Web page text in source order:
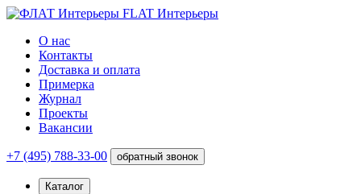
FLAT Интерьеры
О нас
Контакты
Доставка и оплата
Примерка
Журнал
Проекты
Вакансии
+7 (495) 788-33-00 обратный звонок
Каталог